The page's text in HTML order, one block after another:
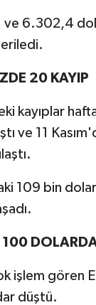
ve 6.302,4
20 KAYIP
kayıplar
ve 11
109 bin
100
işlem gören
düştü.